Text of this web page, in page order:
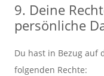
9. Deine
persönliche
Du hast in Bezug auf
folgenden Rechte: